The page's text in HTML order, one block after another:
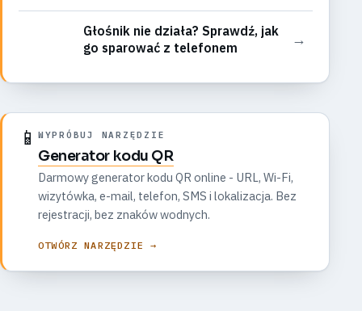
Głośnik nie działa? Sprawdź, jak
go sparować z telefonem
→
📱 WYPRÓBUJ NARZĘDZIE
Generator kodu QR
Darmowy generator kodu QR online - URL, Wi-Fi,
wizytówka, e-mail, telefon, SMS i lokalizacja. Bez
rejestracji, bez znaków wodnych.
OTWÓRZ NARZĘDZIE →